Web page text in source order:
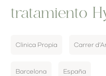
tratamiento
Clinica Propia Carrer
Barcelona España